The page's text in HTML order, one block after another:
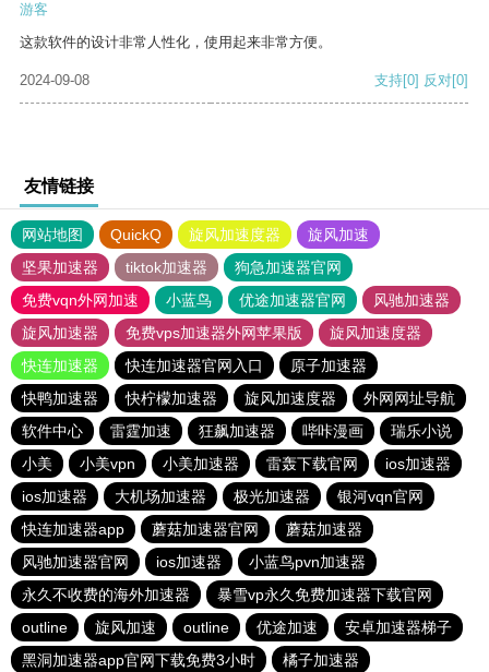
游客
这款软件的设计非常人性化，使用起来非常方便。
2024-09-08 支持[0] 反对[0]
友情链接
网站地图 QuickQ 旋风加速度器
旋风加速
坚果加速器
tiktok加速器
狗急加速器官网
免费vqn外网加速
小蓝鸟 优途加速器官网
风驰加速器
旋风加速器
免费vps加速器外网苹果版
旋风加速度器
快连加速器
快连加速器官网入口
原子加速器
快鸭加速器
快柠檬加速器 旋风加速度器
外网网址导航
软件中心
雷霆加速 狂飙加速器 哔咔漫画
瑞乐小说
小美
小美vpn 小美加速器 雷轰下载官网
ios加速器
ios加速器
大机场加速器 极光加速器
银河vqn官网
快连加速器app
蘑菇加速器官网
蘑菇加速器
风驰加速器官网
ios加速器
小蓝鸟pvn加速器
永久不收费的海外加速器
暴雪vp永久免费加速器下载官网
outline
旋风加速 outline 优途加速
安卓加速器梯子
黑洞加速器app官网下载免费3小时
橘子加速器